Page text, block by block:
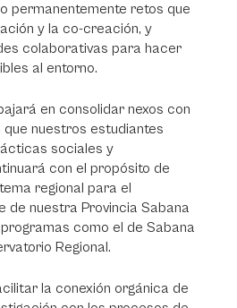
permanentemente retos que
y la co-creación, y
colaborativas para hacer
al entorno.
en consolidar nexos con
nuestros estudiantes
sociales y
con el propósito de
regional para el
de nuestra Provincia Sabana
como el de Sabana
Regional.
la conexión orgánica de